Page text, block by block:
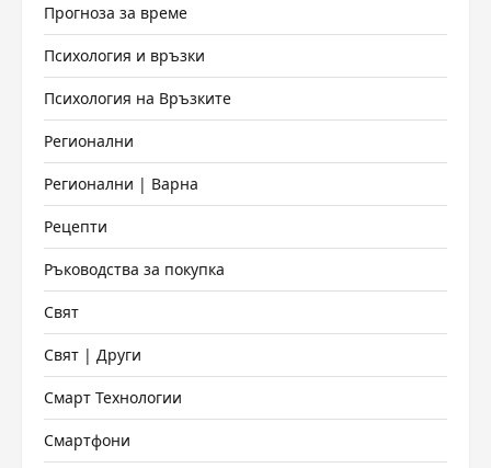
Прогноза за време
Психология и връзки
Психология на Връзките
Регионални
Регионални | Варна
Рецепти
Ръководства за покупка
Свят
Свят | Други
Смарт Технологии
Смартфони